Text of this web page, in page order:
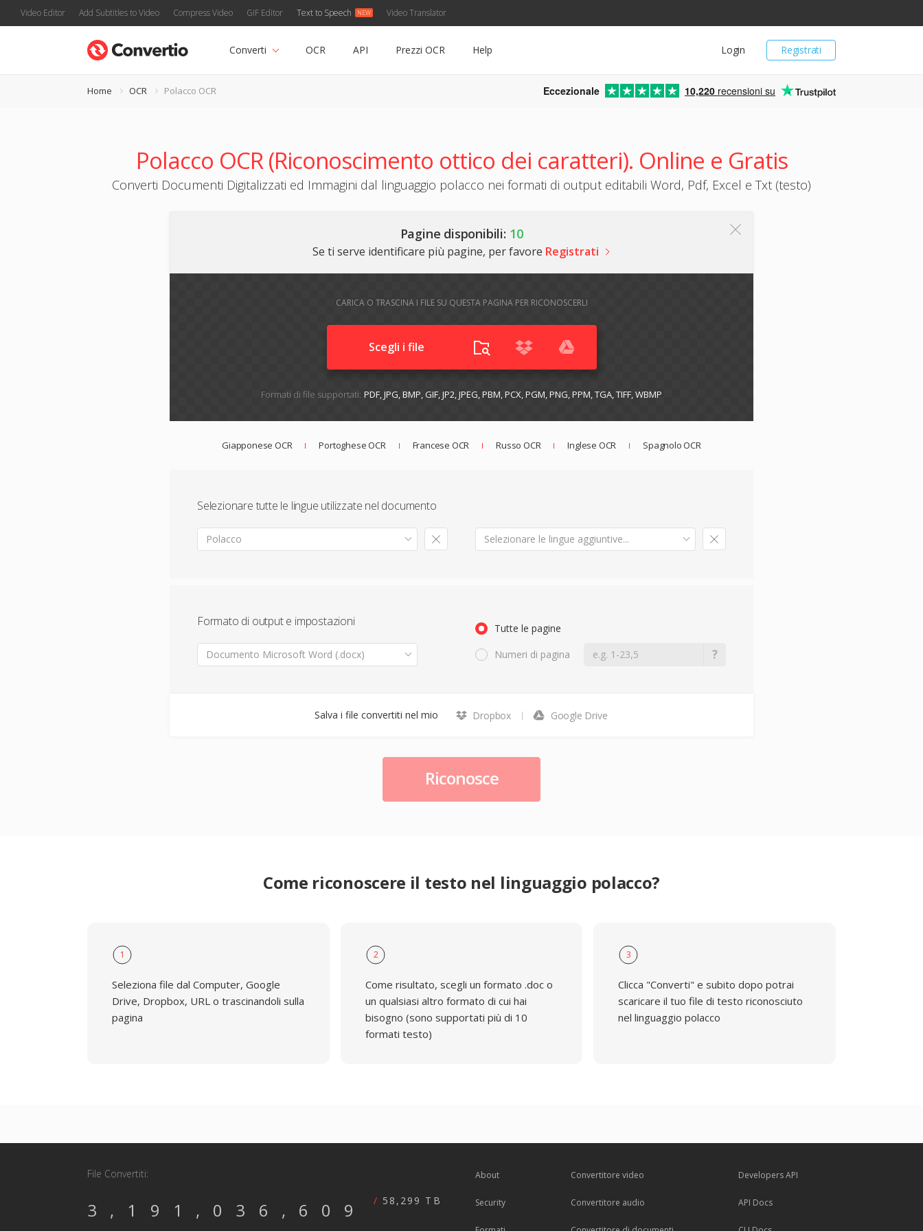
Video Editor Add Subtitles to Video Compress Video GIF Editor Text to Speech Video Translator
Registrati
Login
Converti OCR API Prezzi OCR Help
Home OCR Polacco OCR Eccezionale 10,220 recensioni su
Polacco OCR (Riconoscimento ottico dei caratteri). Online e Gratis
Converti Documenti Digitalizzati ed Immagini dal linguaggio polacco nei formati di output editabili Word, Pdf, Excel e Txt (testo)
Pagine disponibili: 10
Se ti serve identificare più pagine, per favore Registrati
CARICA O TRASCINA I FILE SU QUESTA PAGINA PER RICONOSCERLI
Scegli i file
Formati di file supportati: PDF, JPG, BMP, GIF, JP2, JPEG, PBM, PCX, PGM, PNG, PPM, TGA, TIFF, WBMP
Giapponese OCR Portoghese OCR Francese OCR Russo OCR Inglese OCR Spagnolo OCR
Selezionare tutte le lingue utilizzate nel documento
Polacco Selezionare le lingue aggiuntive...
Formato di output e impostazioni
Documento Microsoft Word (.docx)
Tutte le pagine
Numeri di pagina
Salva i file convertiti nel mio Dropbox Google Drive
Riconosce
Come riconoscere il testo nel linguaggio polacco?
1
Seleziona file dal Computer, Google
Drive, Dropbox, URL o trascinandoli sulla
pagina
2
Come risultato, scegli un formato .doc o
un qualsiasi altro formato di cui hai
bisogno (sono supportati più di 10
formati testo)
3
Clicca "Converti" e subito dopo potrai
scaricare il tuo file di testo riconosciuto
nel linguaggio polacco
File Convertiti:
3,191,036,609 58,299 TB
About
Security
Convertitore video
Convertitore audio
Developers API
API Docs